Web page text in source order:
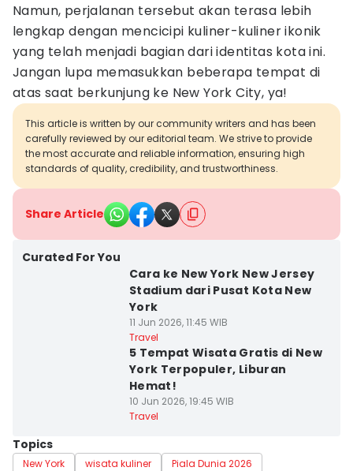
Namun, perjalanan tersebut akan terasa lebih
lengkap dengan mencicipi kuliner-kuliner ikonik
yang telah menjadi bagian dari identitas kota ini.
Jangan lupa memasukkan beberapa tempat di
atas saat berkunjung ke New York City, ya!
This article is written by our community writers and has been
carefully reviewed by our editorial team. We strive to provide
the most accurate and reliable information, ensuring high
standards of quality, credibility, and trustworthiness.
Share Article
Curated For You
Cara ke New York New Jersey
Stadium dari Pusat Kota New
York
11 Jun 2026, 11:45 WIB
Travel
5 Tempat Wisata Gratis di New
York Terpopuler, Liburan
Hemat!
10 Jun 2026, 19:45 WIB
Travel
Topics
New York wisata kuliner
Piala Dunia 2026